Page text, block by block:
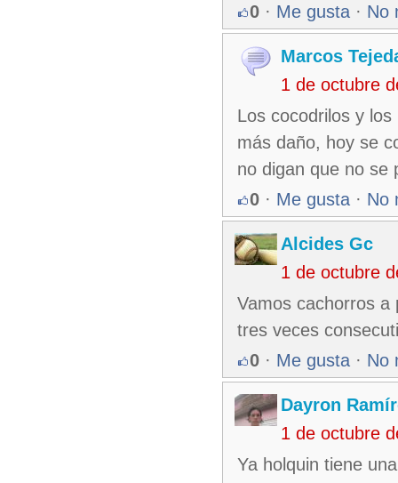
0 · Me gusta · No
Marcos
1 de octubre
Los cocodrilos y
más daño, hoy se
no digan que no se
0 · Me gusta · No
Alcides Gc
1 de octubre
Vamos cachorros a
tres veces
0 · Me gusta · No
Dayron
1 de octubre
Ya holquin tiene